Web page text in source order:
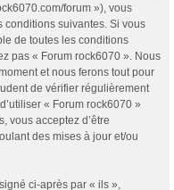
forum »), vous
conditions suivantes. Si vous
de toutes les conditions
pas « Forum rock6070 ». Nous
et nous ferons tout pour
de vérifier régulièrement
« Forum rock6070 »
vous acceptez d’être
des mises à jour et/ou
ci-après par « ils »,